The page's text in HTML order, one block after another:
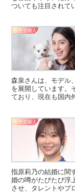
ついても注目されて
女性芸能人
森泉さんは、モデル
を展開しています。
ており、現在も国内
女性芸能人
指原莉乃の結婚に関
婚の噂がたびたび浮
させ、タレントやプ